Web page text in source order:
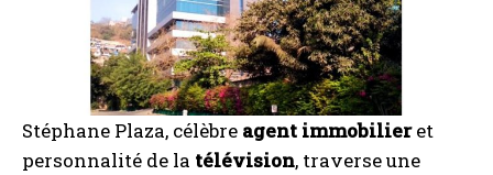
Stéphane Plaza, célèbre agent immobilieret
personnalité de la télévision, traverse une